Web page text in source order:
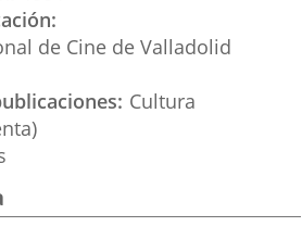
de Cine de Valladolid
Cultura